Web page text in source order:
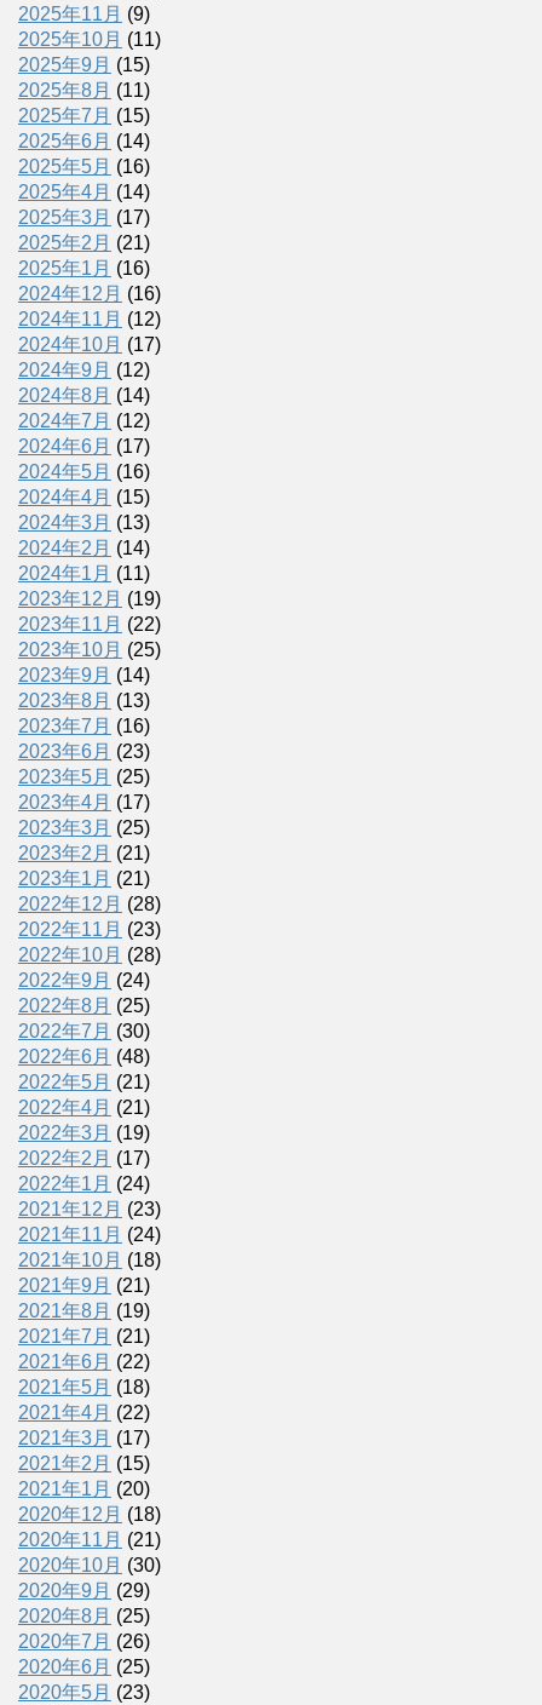
2025年11月 (9)
2025年10月 (11)
2025年9月 (15)
2025年8月 (11)
2025年7月 (15)
2025年6月 (14)
2025年5月 (16)
2025年4月 (14)
2025年3月 (17)
2025年2月 (21)
2025年1月 (16)
2024年12月 (16)
2024年11月 (12)
2024年10月 (17)
2024年9月 (12)
2024年8月 (14)
2024年7月 (12)
2024年6月 (17)
2024年5月 (16)
2024年4月 (15)
2024年3月 (13)
2024年2月 (14)
2024年1月 (11)
2023年12月 (19)
2023年11月 (22)
2023年10月 (25)
2023年9月 (14)
2023年8月 (13)
2023年7月 (16)
2023年6月 (23)
2023年5月 (25)
2023年4月 (17)
2023年3月 (25)
2023年2月 (21)
2023年1月 (21)
2022年12月 (28)
2022年11月 (23)
2022年10月 (28)
2022年9月 (24)
2022年8月 (25)
2022年7月 (30)
2022年6月 (48)
2022年5月 (21)
2022年4月 (21)
2022年3月 (19)
2022年2月 (17)
2022年1月 (24)
2021年12月 (23)
2021年11月 (24)
2021年10月 (18)
2021年9月 (21)
2021年8月 (19)
2021年7月 (21)
2021年6月 (22)
2021年5月 (18)
2021年4月 (22)
2021年3月 (17)
2021年2月 (15)
2021年1月 (20)
2020年12月 (18)
2020年11月 (21)
2020年10月 (30)
2020年9月 (29)
2020年8月 (25)
2020年7月 (26)
2020年6月 (25)
2020年5月 (23)